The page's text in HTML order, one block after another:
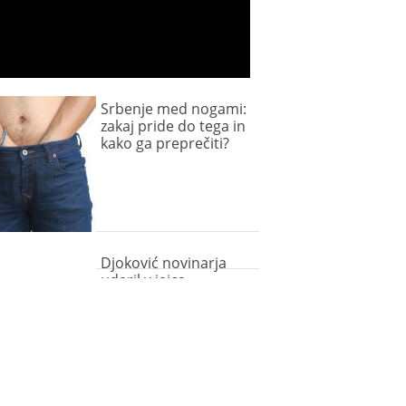
Srbenje med nogami:
zakaj pride do tega in
kako ga preprečiti?
Djoković novinarja
udaril v jajca